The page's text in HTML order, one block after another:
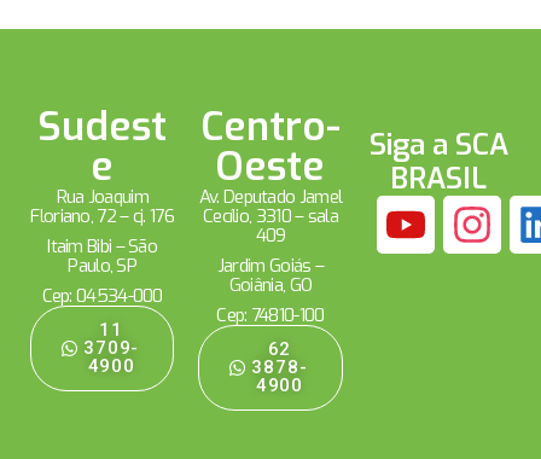
Sudest
e
Rua Joaquim
Floriano, 72 – cj. 176
Itaim Bibi – São
Paulo, SP
Cep: 04534-000
11
3709-
4900
Centro-
Oeste
Av. Deputado Jamel
Cecílio, 3310 – sala
409
Jardim Goiás –
Goiânia, GO
Cep: 74810-100
62
3878-
4900
Siga a SCA
BRASIL